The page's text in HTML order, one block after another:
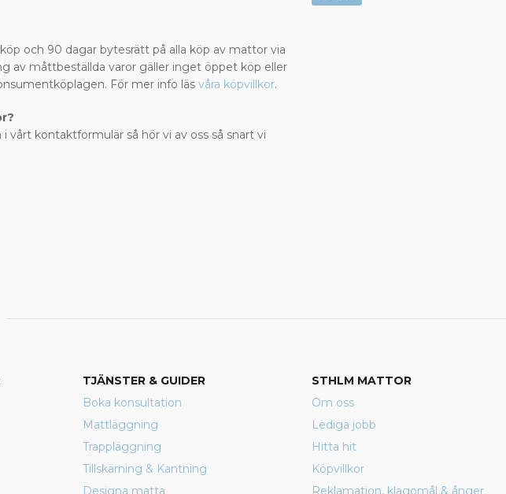
och 90 dagar bytesrätt på alla köp av mattor via
av måttbeställda varor gäller inget öppet köp eller
För mer info läs våra köpvillkor.
i vårt kontaktformulär så hör vi av oss så snart vi
TJÄNSTER & GUIDER
Boka konsultation
Mattläggning
Trappläggning
Tillskärning & Kantning
Designa matta
STHLM MATTOR
Om oss
Lediga jobb
Hitta hit
Köpvillkor
Reklamation, klagomål & ånger